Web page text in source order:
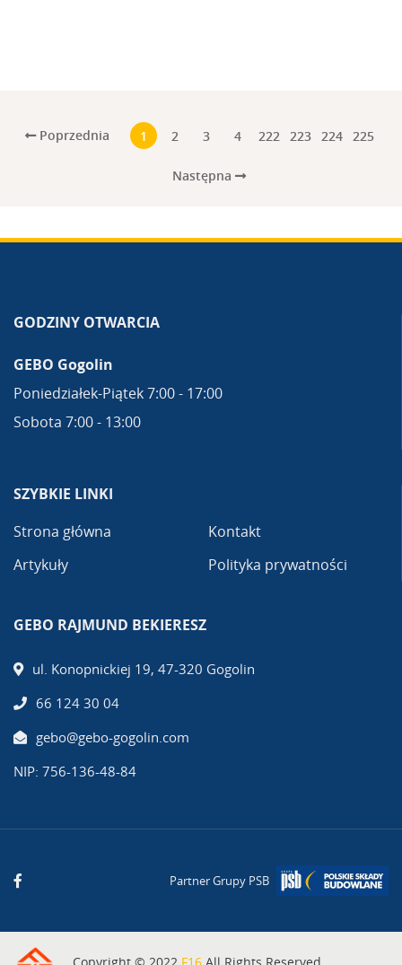
Poprzednia 1 2 3 4 222 223 224 225
Następna
GODZINY OTWARCIA
GEBO Gogolin
Poniedziałek-Piątek 7:00 - 17:00
Sobota 7:00 - 13:00
SZYBKIE LINKI
Strona główna
Artykuły
Kontakt
Polityka prywatności
GEBO RAJMUND BEKIERESZ
ul. Konopnickiej 19, 47-320 Gogolin
66 124 30 04
gebo@gebo-gogolin.com
NIP: 756-136-48-84
Partner Grupy PSB